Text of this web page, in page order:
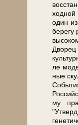
ход­ной
один
бе­ре­гу
ле
ные
му